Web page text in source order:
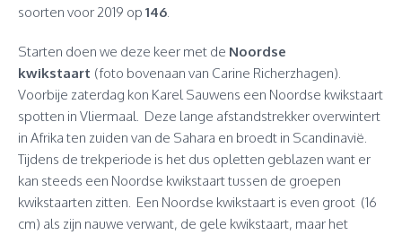
soorten voor 2019 op 146
Starten doen we deze keer met de Noordse
kwikstaart (foto bovenaan van Carine Richerzhagen).
Voorbije zaterdag kon Karel Sauwens een Noordse kwikstaart
spotten in Vliermaal. Deze lange afstandstrekker overwintert
in Afrika ten zuiden van de Sahara en broedt in Scandinavië.
Tijdens de trekperiode is het dus opletten geblazen want er
kan steeds een Noordse kwikstaart tussen de groepen
kwikstaarten zitten. Een Noordse kwikstaart is even groot (16
cm) als zijn nauwe verwant, de gele kwikstaart, maar het